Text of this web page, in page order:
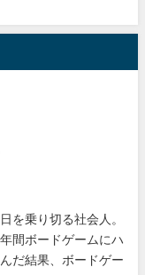
を乗り切る社会人。
間ボードゲームにハ
だ結果、ボードゲー